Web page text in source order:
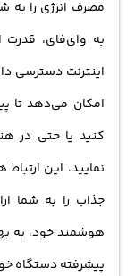
مصرف انرژی را به
به وای‌فای، قدرت
اینترنت دسترسی
امکان می‌دهد تا
کنید یا حتی در
نمایید. این
جذاب را به شما
هوشمند خود، به
پیشرفته دستگاه